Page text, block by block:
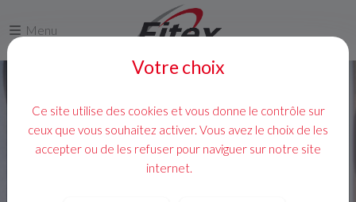
Menu
Votre choix
Ce site utilise des cookies et vous donne le contrôle sur
ceux que vous souhaitez activer. Vous avez le choix de les
accepter ou de les refuser pour naviguer sur notre site
internet.